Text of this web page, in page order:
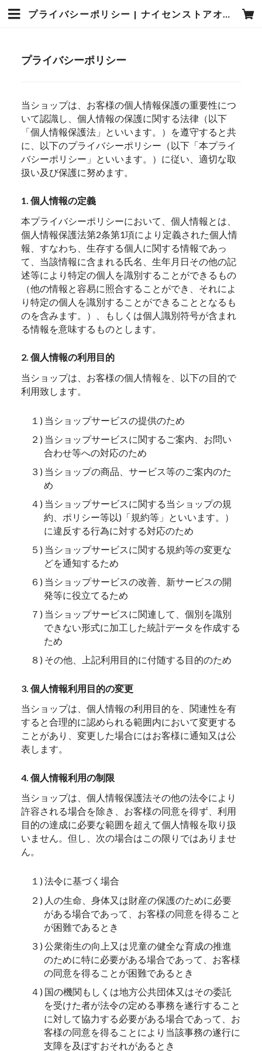
プライバシーポリシー | ナイセンストアオンライン
プライバシーポリシー
当ショップは、お客様の個人情報保護の重要性につ
いて認識し、個人情報の保護に関する法律（以下
「個人情報保護法」といいます。）を遵守すると共
に、以下のプライバシーポリシー（以下「本プライ
バシーポリシー」といいます。）に従い、適切な取
扱い及び保護に努めます。
1. 個人情報の定義
本プライバシーポリシーにおいて、個人情報とは、
個人情報保護法第2条第1項により定義された個人情
報、すなわち、生存する個人に関する情報であっ
て、当該情報に含まれる氏名、生年月日その他の記
述等により特定の個人を識別することができるもの
（他の情報と容易に照合することができ、それによ
り特定の個人を識別することができることとなるも
のを含みます。）、もしくは個人識別符号が含まれ
る情報を意味するものとします。
2. 個人情報の利用目的
当ショップは、お客様の個人情報を、以下の目的で
利用致します。
１) 当ショップサービスの提供のため
２) 当ショップサービスに関するご案内、お問い
合わせ等への対応のため
３) 当ショップの商品、サービス等のご案内のた
め
４) 当ショップサービスに関する当ショップの規
約、ポリシー等以)「規約等」といいます。）
に違反する行為に対する対応のため
５) 当ショップサービスに関する規約等の変更な
どを通知するため
６) 当ショップサービスの改善、新サービスの開
発等に役立てるため
７) 当ショップサービスに関連して、個別を識別
できない形式に加工した統計データを作成する
ため
８) その他、上記利用目的に付随する目的のため
3. 個人情報利用目的の変更
当ショップは、個人情報の利用目的を、関連性を有
すると合理的に認められる範囲内において変更する
ことがあり、変更した場合にはお客様に通知又は公
表します。
4. 個人情報利用の制限
当ショップは、個人情報保護法その他の法令により
許容される場合を除き、お客様の同意を得ず、利用
目的の達成に必要な範囲を超えて個人情報を取り扱
いません。但し、次の場合はこの限りではありませ
ん。
１) 法令に基づく場合
２) 人の生命、身体又は財産の保護のために必要
がある場合であって、お客様の同意を得ること
が困難であるとき
３) 公衆衛生の向上又は児童の健全な育成の推進
のために特に必要がある場合であって、お客様
の同意を得ることが困難であるとき
４) 国の機関もしくは地方公共団体又はその委託
を受けた者が法令の定める事務を遂行すること
に対して協力する必要がある場合であって、お
客様の同意を得ることにより当該事務の遂行に
支障を及ぼすおそれがあるとき